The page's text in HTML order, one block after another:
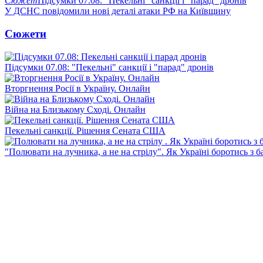
У ДСНС повідомили нові деталі атаки РФ на Київщину
Сюжети
Підсумки 07.08: "Пекельні" санкції і "парад" дронів
Вторгнення Росії в Україну. Онлайн
Війна на Близькому Сході. Онлайн
Пекельні санкції. Рішення Сената США
"Полювати на лучника, а не на стрілу". Як Україні боротись з